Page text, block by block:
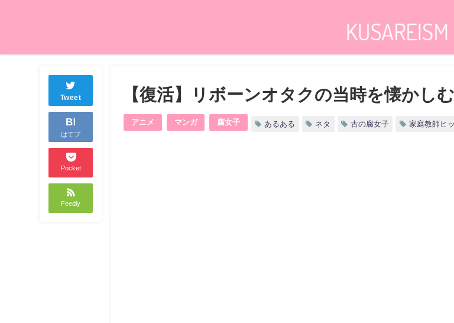
Tweet
B!
はてブ
Pocket
Feedly
【復活】リボーンオタクの当時を懐かし
アニメ マンガ 腐女子 あるある ネタ 古の腐女子 家庭教師ヒ